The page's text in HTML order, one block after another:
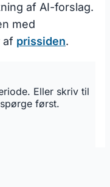
af AI-forslag.
med
af prissiden.
Eller skriv til
først.